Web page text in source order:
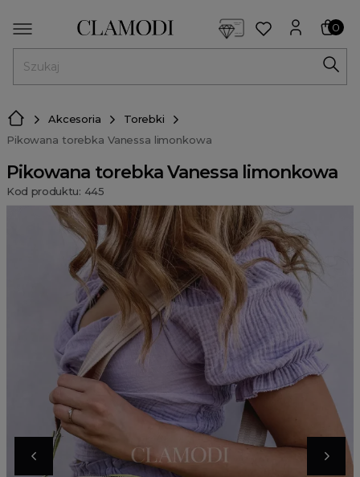
0
Akcesoria
Torebki
Pikowana torebka Vanessa limonkowa
Pikowana torebka Vanessa limonkowa
Kod produktu: 445